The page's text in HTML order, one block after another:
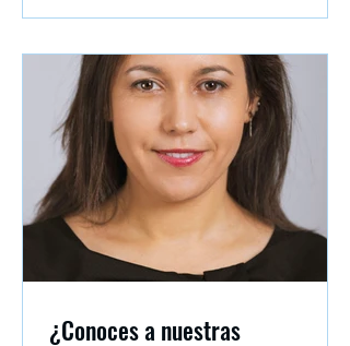
¿Conoces a nuestras